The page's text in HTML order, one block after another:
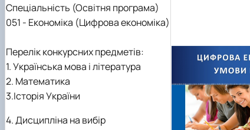
Спеціальність (Освітня програма)
051 - Економіка (Цифрова економіка)
Перелік конкурсних предметів:
1. Українська мова і література
2. Математика
3.Історія України
4. Дисципліна на вибір